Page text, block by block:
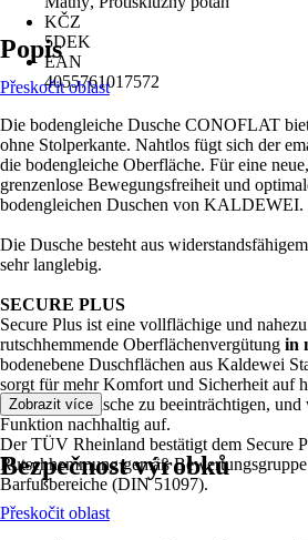
KČZ
5DEK
EAN
4055761017572
Popis
Přeskočit oblast
Die bodengleiche Dusche CONOFLAT
ohne Stolperkante. Nahtlos fügt sich der
die bodengleiche Oberfläche. Für eine
grenzenlose Bewegungsfreiheit und
bodengleichen Duschen von KALDEWEI.
Die Dusche besteht aus
sehr langlebig.
SECURE PLUS
Secure Plus ist eine vollflächige und
rutschhemmende Oberflächenvergütung in
bodenebene Duschflächen aus Kaldewei
sorgt für mehr Komfort und Sicherheit auf
Design der Dusche zu beeinträchtigen,
Funktion nachhaltig auf.
Der TÜV Rheinland bestätigt dem Secure
Rutschhemmung gemäß
Barfußbereiche (DIN 51097).
Zobrazit více
Bezpečnost výrobků
Přeskočit oblast